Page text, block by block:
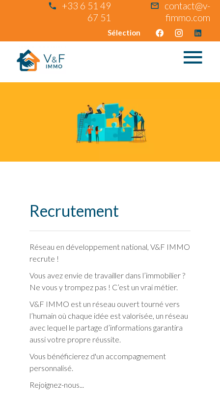
+33 6 51 49
67 51
contact@v-
fimmo.com
Sélection
Recrutement
Réseau en développement national, V&F IMMO
recrute !
Vous avez envie de travailler dans l’immobilier ?
Ne vous y trompez pas ! C’est un vrai métier.
V&F IMMO est un réseau ouvert tourné vers
l’humain où chaque idée est valorisée, un réseau
avec lequel le partage d’informations garantira
aussi votre propre réussite.
Vous bénéficierez d'un accompagnement
personnalisé.
Rejoignez-nous...